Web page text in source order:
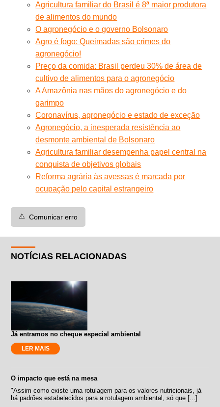
Agricultura familiar do Brasil é 8ª maior produtora
de alimentos do mundo
O agronegócio e o governo Bolsonaro
Agro é fogo: Queimadas são crimes do
agronegócio!
Preço da comida: Brasil perdeu 30% de área de
cultivo de alimentos para o agronegócio
A Amazônia nas mãos do agronegócio e do
garimpo
Coronavírus, agronegócio e estado de exceção
Agronegócio, a inesperada resistência ao
desmonte ambiental de Bolsonaro
Agricultura familiar desempenha papel central na
conquista de objetivos globais
Reforma agrária às avessas é marcada por
ocupação pelo capital estrangeiro
⚠️ Comunicar erro
NOTÍCIAS RELACIONADAS
Já entramos no cheque especial ambiental
LER MAIS
O impacto que está na mesa
"Assim como existe uma rotulagem para os valores nutricionais, já
há padrões estabelecidos para a rotulagem ambiental, só que [...]